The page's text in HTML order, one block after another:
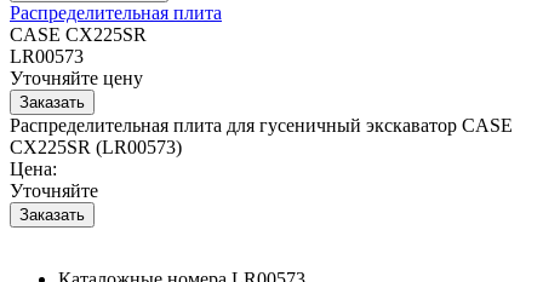
Распределительная плита
CASE CX225SR
LR00573
Уточняйте цену
Распределительная плита для гусеничный экскаватор CASE
CX225SR (LR00573)
Цена:
Уточняйте